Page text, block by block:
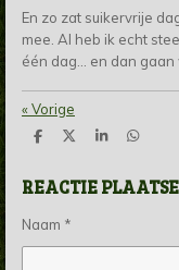
En zo zat suikervrije
mee. Al heb ik echt
één dag... en dan
«Vorige
D
e
n
D
l
S
r
e
D
e
n
REACTIE
Naam *